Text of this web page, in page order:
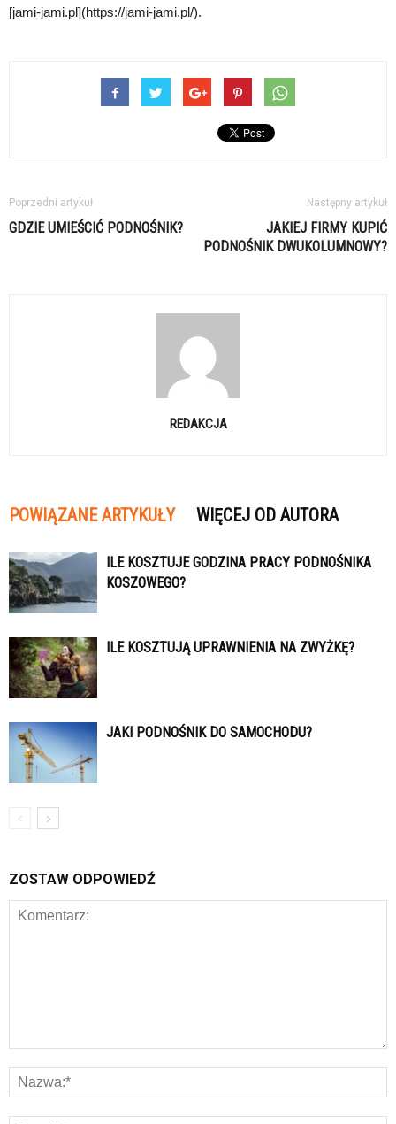
[jami-jami.pl](https://jami-jami.pl/).
Poprzedni artykuł
GDZIE UMIEŚCIĆ PODNOŚNIK?
Następny artykuł
JAKIEJ FIRMY KUPIĆ
PODNOŚNIK DWUKOLUMNOWY?
REDAKCJA
POWIĄZANE ARTYKUŁY WIĘCEJ OD AUTORA
ILE KOSZTUJE GODZINA PRACY PODNOŚNIKA
KOSZOWEGO?
ILE KOSZTUJĄ UPRAWNIENIA NA ZWYŻKĘ?
JAKI PODNOŚNIK DO SAMOCHODU?
ZOSTAW ODPOWIEDŹ